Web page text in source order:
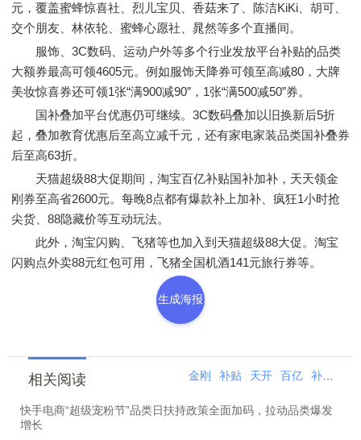
元，覆盖蜜蜂惊喜社、烈儿宝贝、香菇来了、陈洁KiKi、胡可、
交个朋友、林依轮、蜜蜂心愿社、晁然等多个直播间。
服饰、3C数码、运动户外等多个行业发放平台补贴的品类
大额券最高可领4605元。例如服饰天降券可领至高减80，大牌
美妆惊喜券还可领1张“满900减90”，1张“满500减50”券。
国补叠加平台优惠仍可继续。3C数码叠加以旧换新后5折
起，叠加教育优惠后至高立减千元，还有家电家装品类国补叠券
后至高63折。
天猫超级88大促期间，淘宝百亿补贴国补加补，天天领金
刚券至高省2600元。每晚8点都有爆款补上加补、疯狂1小时抢
尖货、88隐藏价等互动玩法。
此外，淘宝闪购、飞猪等也加入到天猫超级88大促。淘宝
闪购点外卖88元红包可用，飞猪全国机酒141元旅行券等。
生成海报
相关阅读 金刚 补贴 天开 百亿 补加
快手电商“超级宠粉节”品类日扶持政策全面加码，拉动品类爆发
增长